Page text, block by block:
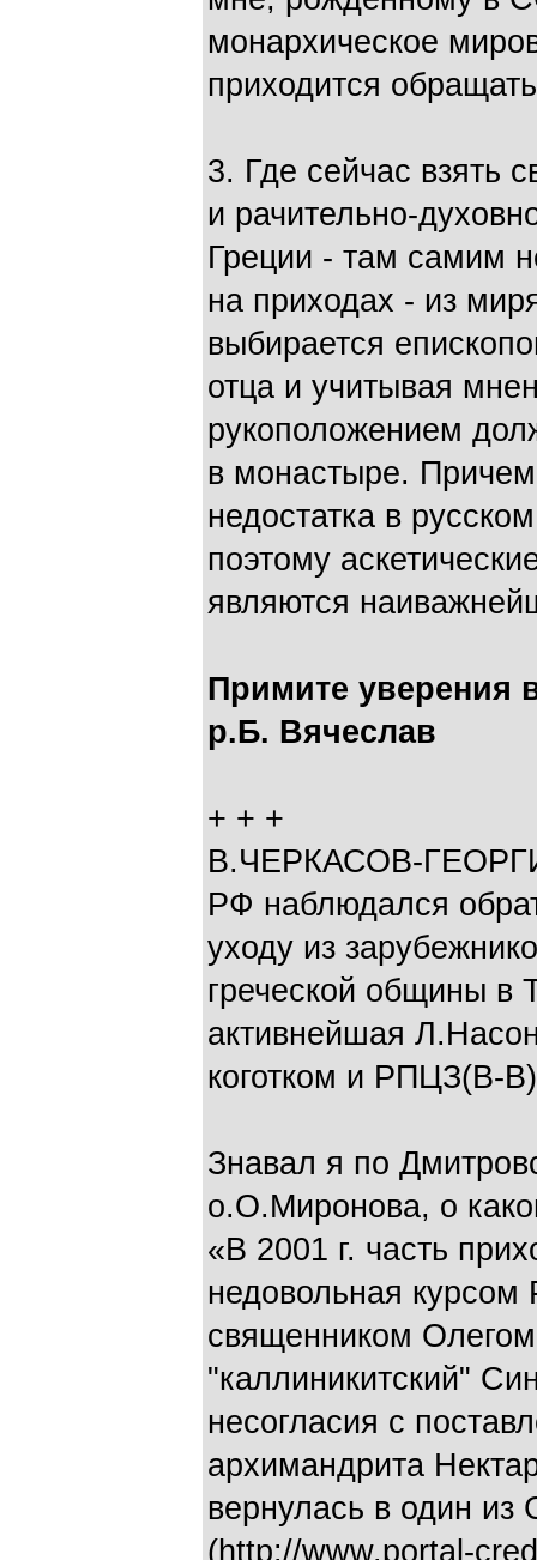
монархическое
приходится
3. Где сейчас взять
и рачительно-
Греции - там самим
на приходах - из
выбирается
отца и учитывая
рукоположением
в монастыре.
недостатка в
поэтому
являются
Примите уверения
р.Б. Вячеслав
+ + +
В.ЧЕРКАСОВ-
РФ наблюдался
уходу из
греческой общины
активнейшая
коготком и РПЦЗ(В-
Знавал я по
о.О.Миронова, о
«В 2001 г. часть
недовольная
священником
"каллиникитский"
несогласия с
архимандрита
вернулась в один
(http://www.portal-